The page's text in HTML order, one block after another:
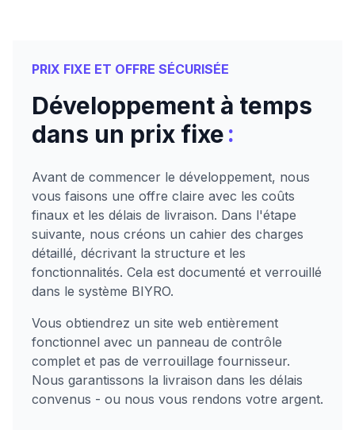
PRIX FIXE ET OFFRE SÉCURISÉE
Développement à temps
dans un prix fixe:
Avant de commencer le développement, nous
vous faisons une offre claire avec les coûts
finaux et les délais de livraison. Dans l'étape
suivante, nous créons un cahier des charges
détaillé, décrivant la structure et les
fonctionnalités. Cela est documenté et verrouillé
dans le système BIYRO.
Vous obtiendrez un site web entièrement
fonctionnel avec un panneau de contrôle
complet et pas de verrouillage fournisseur.
Nous garantissons la livraison dans les délais
convenus - ou nous vous rendons votre argent.